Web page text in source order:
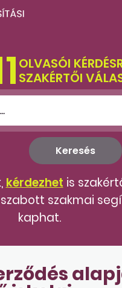
OLVASÓI
SZAKÉRTŐI
kérdezhet is
szakmai
kaphat.